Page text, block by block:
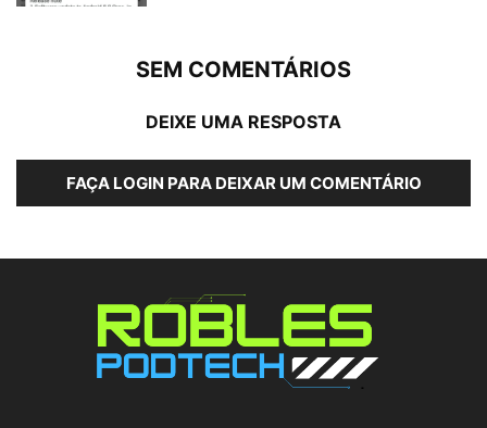
SEM COMENTÁRIOS
DEIXE UMA RESPOSTA
FAÇA LOGIN PARA DEIXAR UM COMENTÁRIO